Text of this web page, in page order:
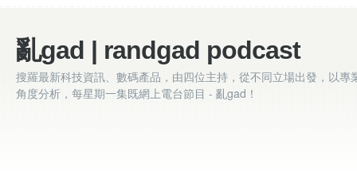
亂gad | randgad podcast
搜羅最新科技資訊、數碼產品，由四位主持，從不同立場出發，以專
角度分析，每星期一集既網上電台節目 - 亂gad！